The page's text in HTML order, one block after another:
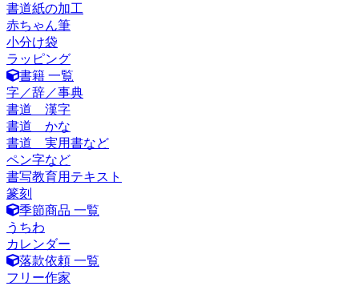
書道紙の加工
赤ちゃん筆
小分け袋
ラッピング
書籍 一覧
字／辞／事典
書道 漢字
書道 かな
書道 実用書など
ペン字など
書写教育用テキスト
篆刻
季節商品 一覧
うちわ
カレンダー
落款依頼 一覧
フリー作家